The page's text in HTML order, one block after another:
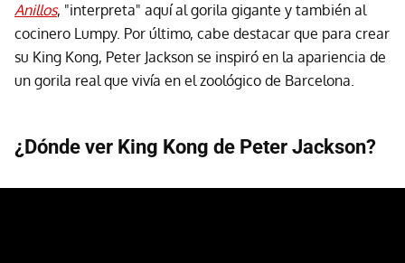
Anillos, "interpreta" aquí al gorila gigante y también al
cocinero Lumpy. Por último, cabe destacar que para crear
su King Kong, Peter Jackson se inspiró en la apariencia de
un gorila real que vivía en el zoológico de Barcelona.
¿Dónde ver King Kong de Peter Jackson?